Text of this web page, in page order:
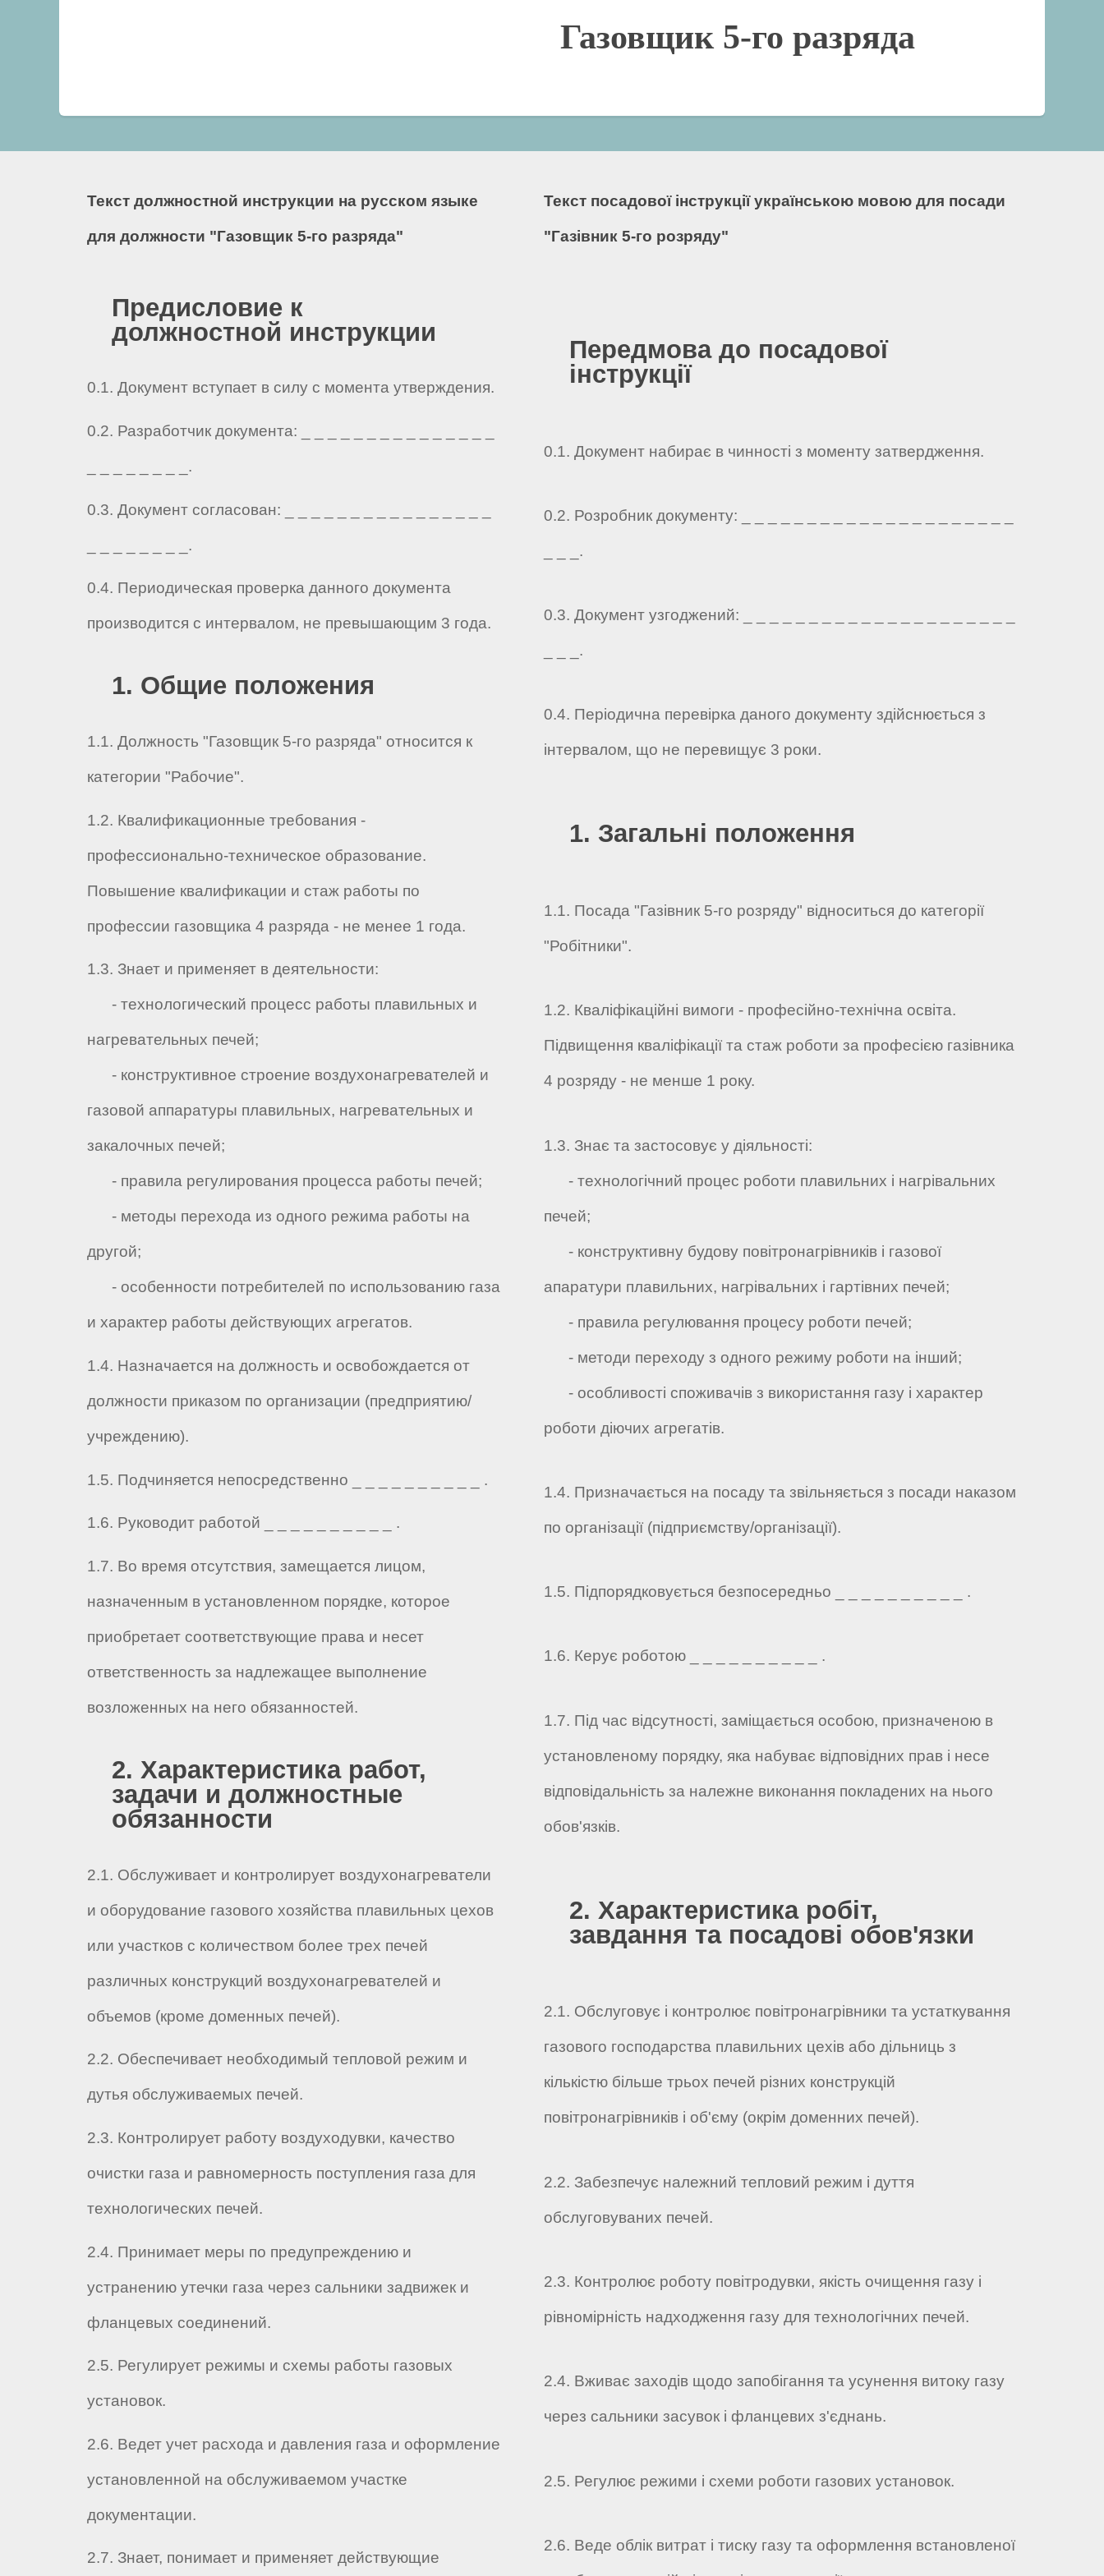
Газовщик 5-го разряда
Текст должностной инструкции на русском языке
для должности "Газовщик 5-го разряда"
Предисловие к
должностной инструкции
0.1. Документ вступает в силу с момента утверждения.
0.2. Разработчик документа: _ _ _ _ _ _ _ _ _ _ _ _ _ _ _
_ _ _ _ _ _ _ _.
0.3. Документ согласован: _ _ _ _ _ _ _ _ _ _ _ _ _ _ _ _
_ _ _ _ _ _ _ _.
0.4. Периодическая проверка данного документа
производится с интервалом, не превышающим 3 года.
1. Общие положения
1.1. Должность "Газовщик 5-го разряда" относится к
категории "Рабочие".
1.2. Квалификационные требования -
профессионально-техническое образование.
Повышение квалификации и стаж работы по
профессии газовщика 4 разряда - не менее 1 года.
1.3. Знает и применяет в деятельности:
- технологический процесс работы плавильных и
нагревательных печей;
- конструктивное строение воздухонагревателей и
газовой аппаратуры плавильных, нагревательных и
закалочных печей;
- правила регулирования процесса работы печей;
- методы перехода из одного режима работы на
другой;
- особенности потребителей по использованию газа
и характер работы действующих агрегатов.
1.4. Назначается на должность и освобождается от
должности приказом по организации (предприятию/
учреждению).
1.5. Подчиняется непосредственно _ _ _ _ _ _ _ _ _ _ .
1.6. Руководит работой _ _ _ _ _ _ _ _ _ _ .
1.7. Во время отсутствия, замещается лицом,
назначенным в установленном порядке, которое
приобретает соответствующие права и несет
ответственность за надлежащее выполнение
возложенных на него обязанностей.
2. Характеристика работ,
задачи и должностные
обязанности
2.1. Обслуживает и контролирует воздухонагреватели
и оборудование газового хозяйства плавильных цехов
или участков с количеством более трех печей
различных конструкций воздухонагревателей и
объемов (кроме доменных печей).
2.2. Обеспечивает необходимый тепловой режим и
дутья обслуживаемых печей.
2.3. Контролирует работу воздуходувки, качество
очистки газа и равномерность поступления газа для
технологических печей.
2.4. Принимает меры по предупреждению и
устранению утечки газа через сальники задвижек и
фланцевых соединений.
2.5. Регулирует режимы и схемы работы газовых
установок.
2.6. Ведет учет расхода и давления газа и оформление
установленной на обслуживаемом участке
документации.
2.7. Знает, понимает и применяет действующие
Текст посадової інструкції українською мовою для посади
"Газівник 5-го розряду"
Передмова до посадової
інструкції
0.1. Документ набирає в чинності з моменту затвердження.
0.2. Розробник документу: _ _ _ _ _ _ _ _ _ _ _ _ _ _ _ _ _ _ _ _ _
_ _ _.
0.3. Документ узгоджений: _ _ _ _ _ _ _ _ _ _ _ _ _ _ _ _ _ _ _ _ _
_ _ _.
0.4. Періодична перевірка даного документу здійснюється з
інтервалом, що не перевищує 3 роки.
1. Загальні положення
1.1. Посада "Газівник 5-го розряду" відноситься до категорії
"Робітники".
1.2. Кваліфікаційні вимоги - професійно-технічна освіта.
Підвищення кваліфікації та стаж роботи за професією газівника
4 розряду - не менше 1 року.
1.3. Знає та застосовує у діяльності:
- технологічний процес роботи плавильних і нагрівальних
печей;
- конструктивну будову повітронагрівників і газової
апаратури плавильних, нагрівальних і гартівних печей;
- правила регулювання процесу роботи печей;
- методи переходу з одного режиму роботи на інший;
- особливості споживачів з використання газу і характер
роботи діючих агрегатів.
1.4. Призначається на посаду та звільняється з посади наказом
по організації (підприємству/організації).
1.5. Підпорядковується безпосередньо _ _ _ _ _ _ _ _ _ _ .
1.6. Керує роботою _ _ _ _ _ _ _ _ _ _ .
1.7. Під час відсутності, заміщається особою, призначеною в
установленому порядку, яка набуває відповідних прав і несе
відповідальність за належне виконання покладених на нього
обов'язків.
2. Характеристика робіт,
завдання та посадові обов'язки
2.1. Обслуговує і контролює повітронагрівники та устаткування
газового господарства плавильних цехів або дільниць з
кількістю більше трьох печей різних конструкцій
повітронагрівників і об'єму (окрім доменних печей).
2.2. Забезпечує належний тепловий режим і дуття
обслуговуваних печей.
2.3. Контролює роботу повітродувки, якість очищення газу і
рівномірність надходження газу для технологічних печей.
2.4. Вживає заходів щодо запобігання та усунення витоку газу
через сальники засувок і фланцевих з'єднань.
2.5. Регулює режими і схеми роботи газових установок.
2.6. Веде облік витрат і тиску газу та оформлення встановленої